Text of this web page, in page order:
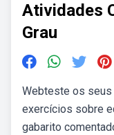
Atividades
Grau
Webteste os
exercícios sobre
gabarito